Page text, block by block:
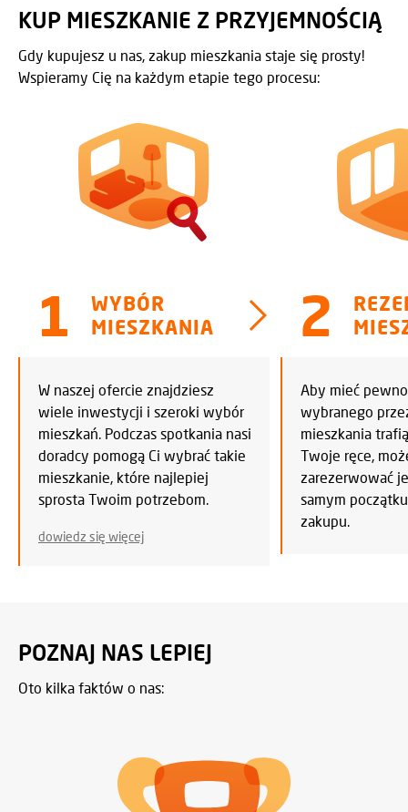
KUP MIESZKANIE Z PRZYJEMNOŚCIĄ
Gdy kupujesz u nas, zakup mieszkania staje się prosty!
Wspieramy Cię na każdym etapie tego procesu:
WYBÓR
MIESZKANIA
W naszej ofercie znajdziesz
wiele inwestycji i szeroki wybór
mieszkań. Podczas spotkania nasi
doradcy pomogą Ci wybrać takie
mieszkanie, które najlepiej
sprosta Twoim potrzebom.
dowiedz się więcej
Aby mieć
wybranego
mieszkania
Twoje ręce,
zarezerwować
samym
zakupu.
POZNAJ NAS LEPIEJ
Oto kilka faktów o nas: